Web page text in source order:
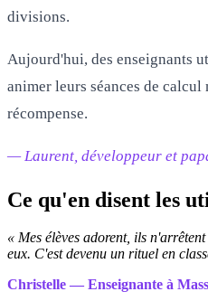
divisions.
Aujourd'hui, des enseignants
animer leurs séances de
récompense.
— Laurent, développeur et
Ce qu'en disent les
« Mes élèves adorent, ils
eux. C'est devenu un rituel en
Christelle — Enseignante à